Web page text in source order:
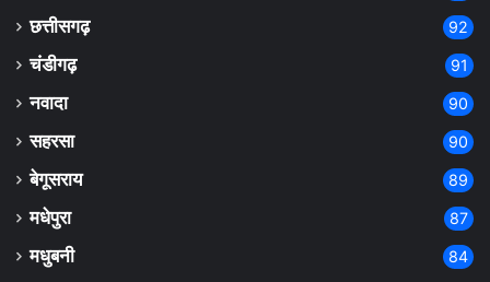
छत्तीसगढ़ 92
चंडीगढ़ 91
नवादा 90
सहरसा 90
बेगूसराय 89
मधेपुरा 87
मधुबनी 84